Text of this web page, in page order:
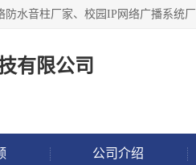
有限公司
公司介绍